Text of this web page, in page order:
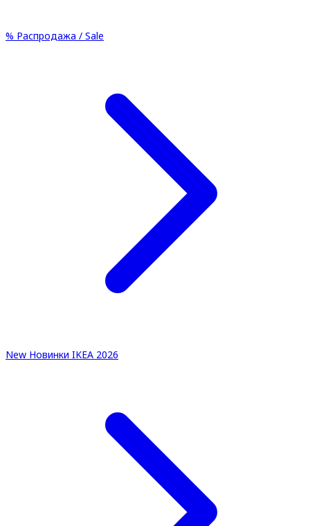
% Распродажа / Sale
New Новинки IKEA 2026